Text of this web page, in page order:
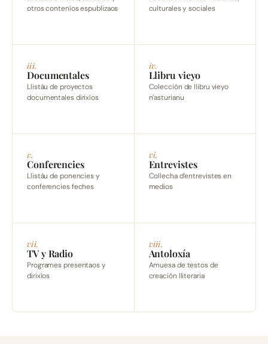
otros conteníos espublizaos
culturales y sociales
iii.
Documentales
Llistáu de proyectos
documentales dirixíos
iv.
Llibru vieyo
Colección de llibru vieyo
n’asturianu
v.
Conferencies
Llistáu de ponencies y
conferencies feches
vi.
Entrevistes
Collecha d’entrevistes en
medios
vii.
TV y Radio
Programes presentaos y
dirixíos
viii.
Antoloxía
Amuesa de testos de
creación lliteraria